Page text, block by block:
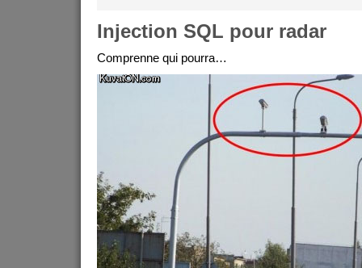
Injection SQL pour radar
Comprenne qui pourra…